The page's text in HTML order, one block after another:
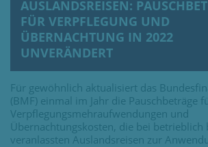
AUSLANDSREISEN:
FÜR VERPFLEGUNG UND
ÜBERNACHTUNG IN 2022
UNVERÄNDERT
Für gewöhnlich aktualisiert das
(BMF) einmal im Jahr die Pauschbeträge
Verpflegungsmehraufwendungen und
Übernachtungskosten, die bei betrieblich
veranlassten Auslandsreisen zur